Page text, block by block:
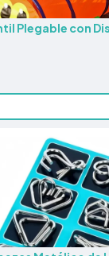
Plegable con